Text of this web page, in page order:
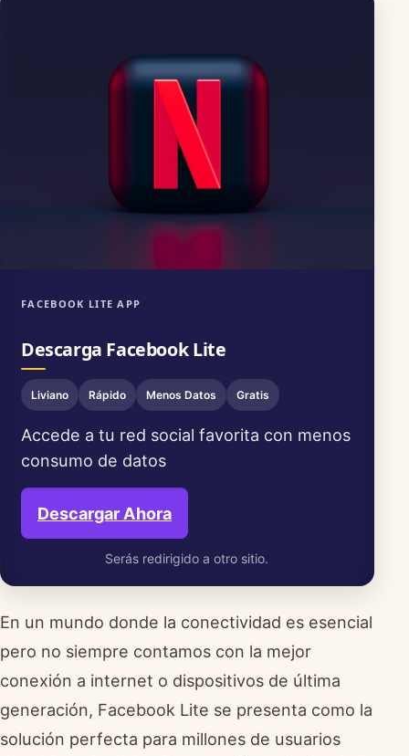
FACEBOOK LITE APP
Descarga Facebook Lite
Liviano Rápido Menos Datos Gratis
Accede a tu red social favorita con menos
consumo de datos
Descargar Ahora
Serás redirigido a otro sitio.
En un mundo donde la conectividad es esencial
pero no siempre contamos con la mejor
conexión a internet o dispositivos de última
generación, Facebook Lite se presenta como la
solución perfecta para millones de usuarios